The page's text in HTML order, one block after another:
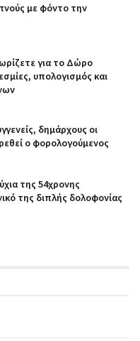
με φόντο την
για το Δώρο
υπολογισμός και
δημάρχους οι
ο φορολογούμενος
της 54χρονης
της διπλής δολοφονίας